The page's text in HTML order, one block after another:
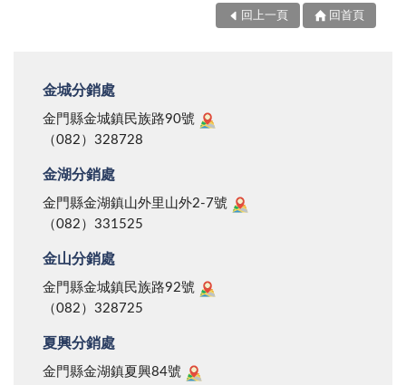
回上一頁 回首頁
金城分銷處
金門縣金城鎮民族路90號
（082）328728
金湖分銷處
金門縣金湖鎮山外里山外2-7號
（082）331525
金山分銷處
金門縣金城鎮民族路92號
（082）328725
夏興分銷處
金門縣金湖鎮夏興84號